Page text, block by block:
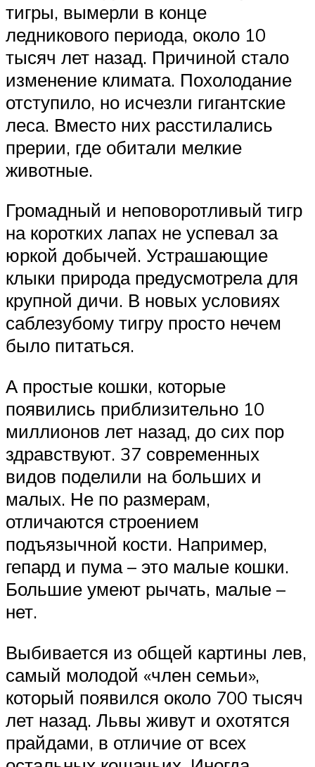
тигры, вымерли в конце
ледникового периода, около 10
тысяч лет назад. Причиной стало
изменение климата. Похолодание
отступило, но исчезли гигантские
леса. Вместо них расстилались
прерии, где обитали мелкие
животные.
Громадный и неповоротливый тигр
на коротких лапах не успевал за
юркой добычей. Устрашающие
клыки природа предусмотрела для
крупной дичи. В новых условиях
саблезубому тигру просто нечем
было питаться.
А простые кошки, которые
появились приблизительно 10
миллионов лет назад, до сих пор
здравствуют. 37 современных
видов поделили на больших и
малых. Не по размерам,
отличаются строением
подъязычной кости. Например,
гепард и пума – это малые кошки.
Большие умеют рычать, малые –
нет.
Выбивается из общей картины лев,
самый молодой «член семьи»,
который появился около 700 тысяч
лет назад. Львы живут и охотятся
прайдами, в отличие от всех